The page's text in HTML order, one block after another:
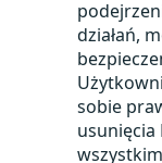
działań,
sobie
usunięcia